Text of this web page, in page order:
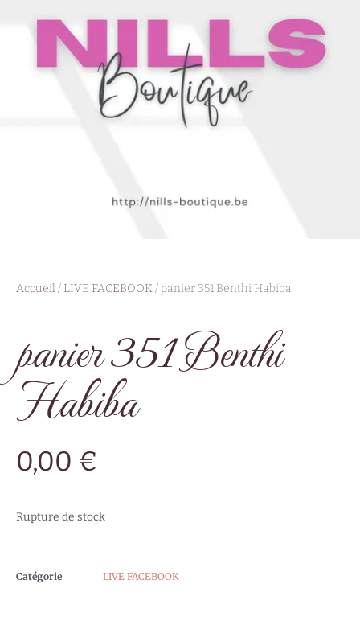
Accueil/ LIVE FACEBOOK/ panier 351 Benthi Habiba
panier 351 Benthi
Habiba
0,00 €
Rupture de stock
Catégorie LIVE FACEBOOK